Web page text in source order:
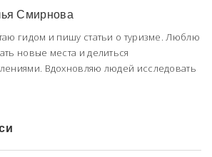
Смирнова
гидом и пишу статьи о туризме. Люблю
новые места и делиться
Вдохновляю людей исследовать